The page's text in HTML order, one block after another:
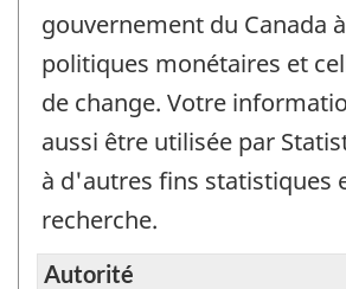
gouvernement du Canada
politiques monétaires et
de change. Votre
aussi être utilisée par
à d'autres fins statistiques
recherche.
Autorité